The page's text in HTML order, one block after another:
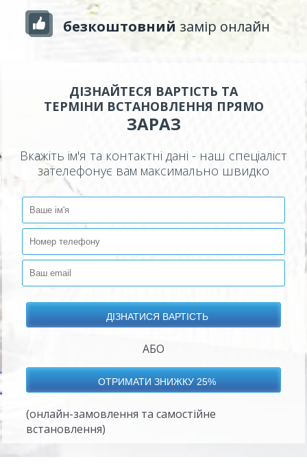
безкоштовний замір онлайн
ДІЗНАЙТЕСЯ ВАРТІСТЬ ТА
ТЕРМІНИ ВСТАНОВЛЕННЯ ПРЯМО
ЗАРАЗ
Вкажіть ім'я та контактні дані - наш спеціаліст
зателефонує вам максимально швидко
АБО
(онлайн-замовлення та самостійне
встановлення)